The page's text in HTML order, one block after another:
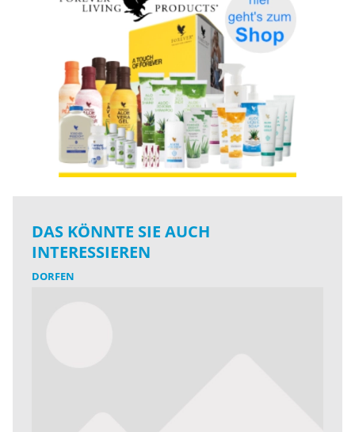
DAS KÖNNTE SIE AUCH
INTERESSIEREN
DORFEN